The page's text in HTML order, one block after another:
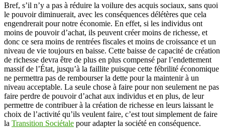
Bref, s’il n’y a pas à réduire la voilure des acquis sociaux, sans quoi
le pouvoir diminuerait, avec les conséquences délétères que cela
engendrerait pour notre économie. En effet, si les individus ont
moins de pouvoir d’achat, ils peuvent créer moins de richesse, et
donc ce sera moins de rentrées fiscales et moins de croissance et un
niveau de vie toujours en baisse. Cette baisse de capacité de création
de richesse devra être de plus en plus compensé par l’endettement
massif de l’État, jusqu’à la faillite puisque cette fébrilité économique
ne permettra pas de rembourser la dette pour la maintenir à un
niveau acceptable. La seule chose à faire pour non seulement ne pas
faire perdre de pouvoir d’achat aux individus et en plus, de leur
permettre de contribuer à la création de richesse en leurs laissant le
choix de l’activité qu’ils veulent faire, c’est tout simplement de faire
la Transition Sociétale pour adapter la société en conséquence.